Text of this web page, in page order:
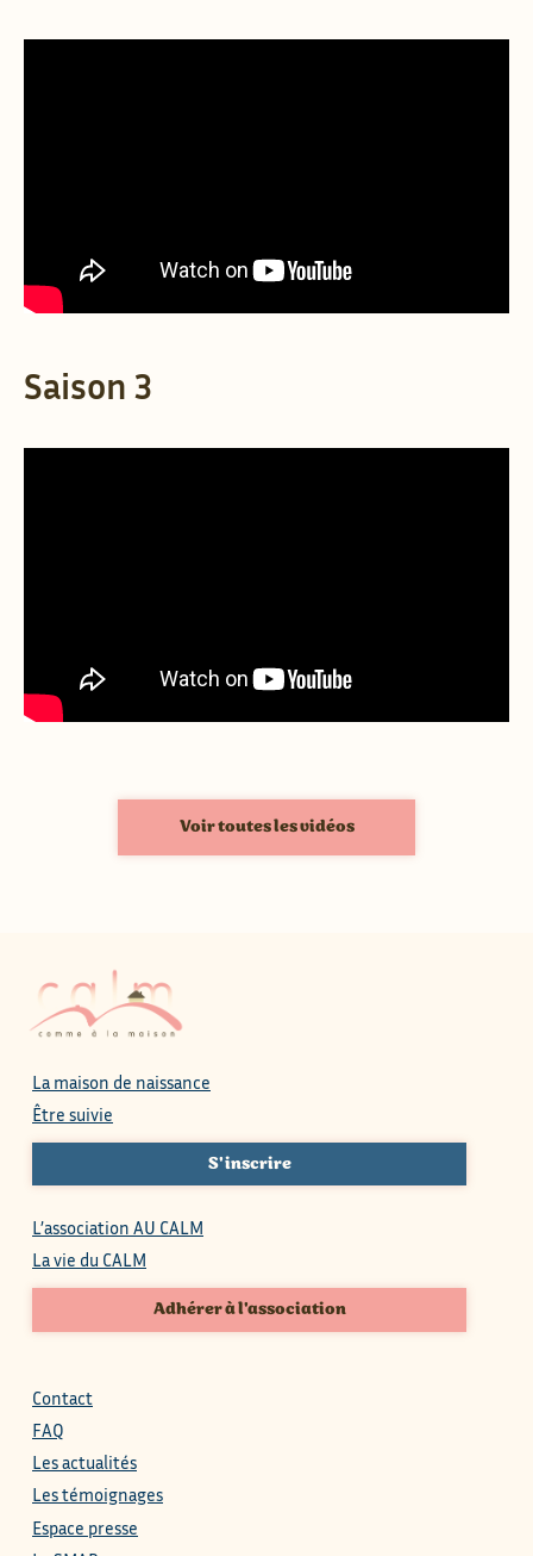
Saison 3
Voir toutes les vidéos
La maison de naissance
Être suivie
S'inscrire
L’association AU CALM
La vie du CALM
Adhérer à l'association
Contact
FAQ
Les actualités
Les témoignages
Espace presse